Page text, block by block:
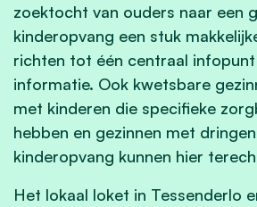
zoektocht van ouders naar een
kinderopvang een stuk
richten tot één centraal
informatie. Ook kwetsbare
met kinderen die specifieke
hebben en gezinnen met
kinderopvang kunnen hier
Het lokaal loket in Tessenderlo